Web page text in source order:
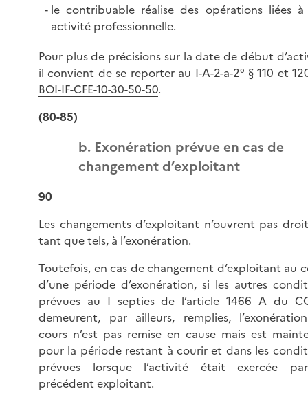
le contribuable réalise des opérations liées
activité professionnelle.
Pour plus de précisions sur la date de début
il convient de se reporter au I-A-2-a-2° § 110 et
BOI-IF-CFE-10-30-50-50.
(80-85)
b. Exonération prévue en cas de
changement d’exploitant
90
Les changements d’exploitant n’ouvrent pas
tant que tels, à l’exonération.
Toutefois, en cas de changement d’exploitant au
d’une période d’exonération, si les autres
prévues au I septies de l’article 1466 A du
demeurent, par ailleurs, remplies,
cours n’est pas remise en cause mais est
pour la période restant à courir et dans les
prévues lorsque l’activité était exercée
précédent exploitant.